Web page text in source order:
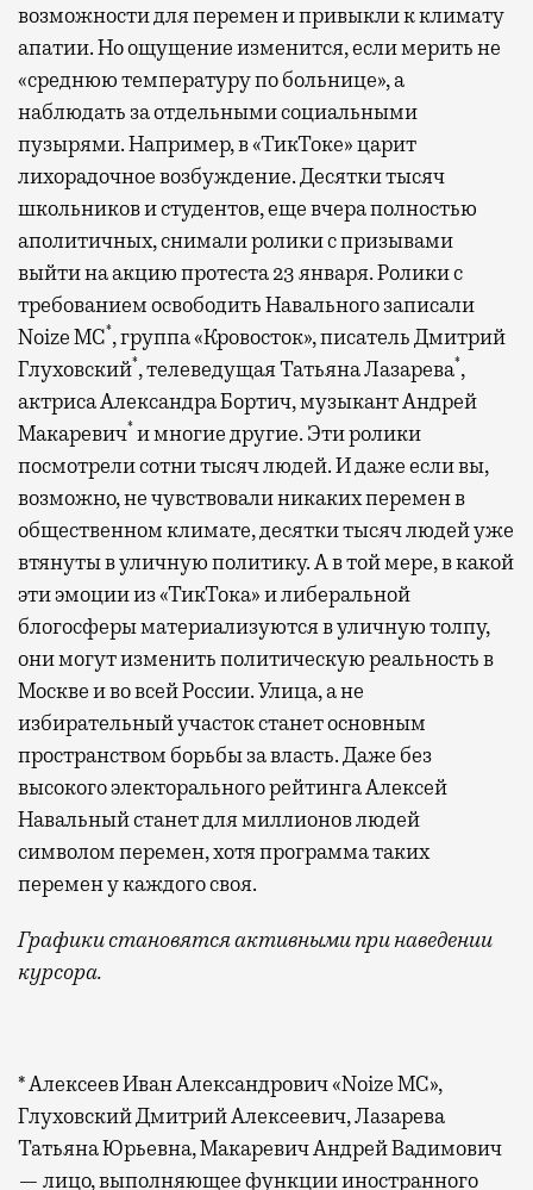
возможности для перемен и привыкли к климату
апатии. Но ощущение изменится, если мерить не
«среднюю температуру по больнице», а
наблюдать за отдельными социальными
пузырями. Например, в «ТикТоке» царит
лихорадочное возбуждение. Десятки тысяч
школьников и студентов, еще вчера полностью
аполитичных, снимали ролики с призывами
выйти на акцию протеста 23 января. Ролики с
требованием освободить Навального записали
Noize MC*, группа «Кровосток», писатель Дмитрий
Глуховский*, телеведущая Татьяна Лазарева*,
актриса Александра Бортич, музыкант Андрей
Макаревич*и многие другие. Эти ролики
посмотрели сотни тысяч людей. И даже если вы,
возможно, не чувствовали никаких перемен в
общественном климате, десятки тысяч людей уже
втянуты в уличную политику. А в той мере, в какой
эти эмоции из «ТикТока» и либеральной
блогосферы материализуются в уличную толпу,
они могут изменить политическую реальность в
Москве и во всей России. Улица, а не
избирательный участок станет основным
пространством борьбы за власть. Даже без
высокого электорального рейтинга Алексей
Навальный станет для миллионов людей
символом перемен, хотя программа таких
перемен у каждого своя.
Графики становятся активными при наведении
курсора.
* Алексеев Иван Александрович «Noize MC»,
Глуховский Дмитрий Алексеевич, Лазарева
Татьяна Юрьевна, Макаревич Андрей Вадимович
— лицо, выполняющее функции иностранного